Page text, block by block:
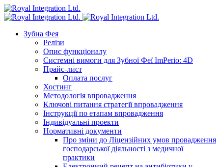
Зубна Фея
Релізи
Опис функціоналу
Системні вимоги для Зубної Феї ImPerio: 4D
Прайс-лист
Оплата послуг
Хостинг
Методологія впровадження
Ключові питання стратегії впровадження
Інструкції по етапам впровадження
Індивідуальні проекти
Нормативні документи
Про зміни до Ліцензійних умов провадження
господарської діяльності з медичної
практики